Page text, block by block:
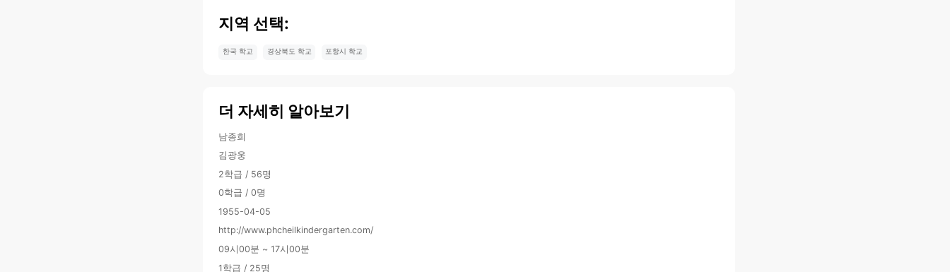
지역 선택:
한국 학교 경상북도 학교 포항시 학교
더 자세히 알아보기
남종희
김광웅
2학급 / 56명
0학급 / 0명
1955-04-05
http://www.phcheilkindergarten.com/
09시00분 ~ 17시00분
1학급 / 25명